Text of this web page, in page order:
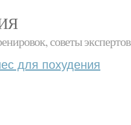
советы экспертов
для похудения